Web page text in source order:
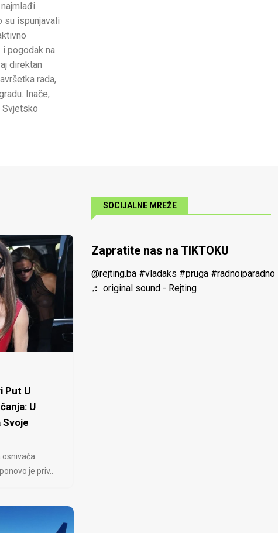
su ispunjavali
pogodak na
direktan
rada,
Inače,
Svjetsko
Put U
U
Svoje
osnivača
je priv..
SOCIJALNE MREŽE
Zapratite nas na TIKTOKU
@rejting.ba #vladaks #pruga #radnoiparadno
♬ original sound - Rejting